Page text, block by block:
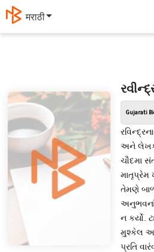
मराठी
Gujarati
અને લેખક,
ચૌદમા
માતૃપ્રેમ
તેમણે
અનુભવનાં
ન કર્યો.
મુશ્કેલ
પ્રતિ